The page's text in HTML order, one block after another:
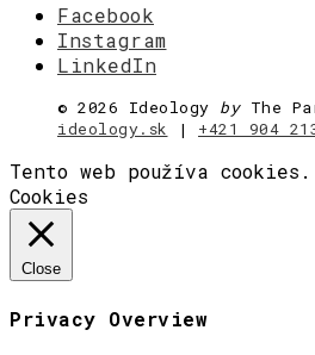
Facebook
Instagram
LinkedIn
© 2026 Ideology byThe
ideology.sk | +421 904
Tento web používa cookies.
Cookies
Close
Privacy Overview